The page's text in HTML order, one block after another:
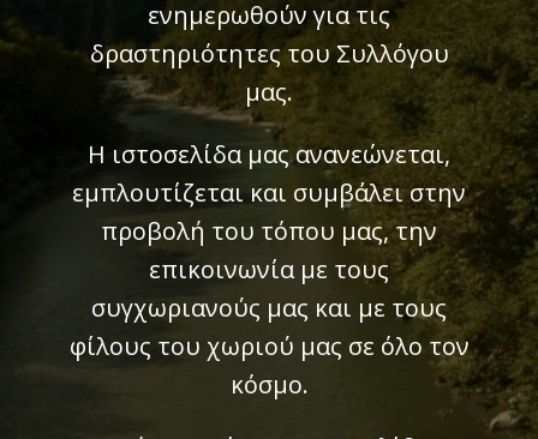
ενημερωθούν για τις
δραστηριότητες του Συλλόγου
μας.
Η ιστοσελίδα μας ανανεώνεται,
εμπλουτίζεται και συμβάλει στην
προβολή του τόπου μας, την
επικοινωνία με τους
συγχωριανούς μας και με τους
φίλους του χωριού μας σε όλο τον
κόσμο.